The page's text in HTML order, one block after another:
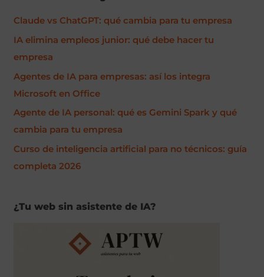
a
r
p
o
r
Claude vs ChatGPT: qué cambia para tu empresa
IA elimina empleos junior: qué debe hacer tu
empresa
Agentes de IA para empresas: así los integra
Microsoft en Office
Agente de IA personal: qué es Gemini Spark y qué
cambia para tu empresa
Curso de inteligencia artificial para no técnicos: guía
completa 2026
¿Tu web sin asistente de IA?